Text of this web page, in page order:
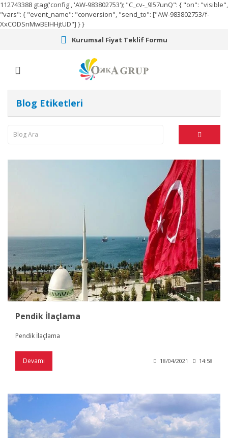
112743388 gtag('config', 'AW-983802753'); "C_cv-_9l57unQ": { "on": "visible",
"vars": { "event_name": "conversion", "send_to": ["AW-983802753/f-
XxCODSnMwBEIHHjtUD"] } }
Kurumsal Fiyat Teklif Formu
Blog Etiketleri
Pendik İlaçlama
Pendik İlaçlama
Devamı 18/04/2021 14:58